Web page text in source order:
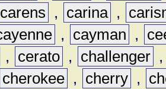
carens , carina ,
, cayman ,
, cerato , challenger
cherokee , cherry ,